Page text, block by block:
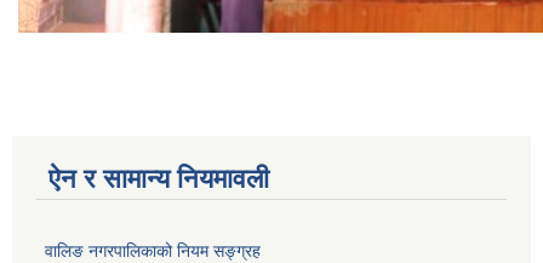
ऐन र सामान्य नियमावली
वालिङ नगरपालिकाको नियम सङ्ग्रह